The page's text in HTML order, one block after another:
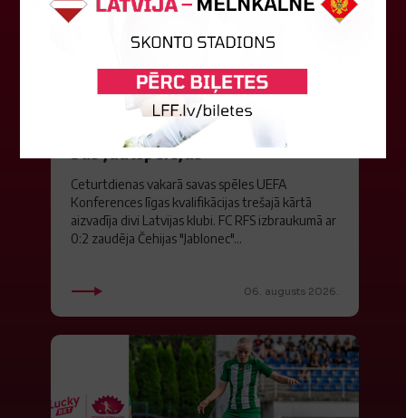
"Riga FC" iegūst handikapu, RFS
būs jāatspēlējas
Ceturtdienas vakarā savas spēles UEFA
Konferences līgas kvalifikācijas trešajā kārtā
aizvadīja divi Latvijas klubi. FC RFS izbraukumā ar
0:2 zaudēja Čehijas "Jablonec"...
06. augusts 2026.